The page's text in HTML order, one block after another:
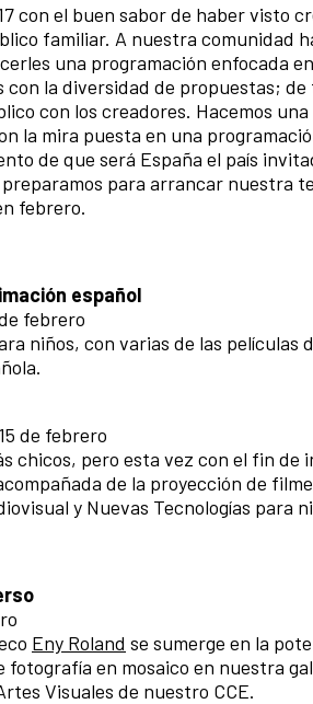
con el buen sabor de haber visto
familiar. A nuestra comunidad
una programación enfocada
la diversidad de propuestas;
con los creadores. Hacemos
la mira puesta en una
de que será España el país
para arrancar nuestra
febrero.
español
febrero
niños, con varias de las películas
de febrero
chicos, pero esta vez con el fin
de la proyección de
y Nuevas Tecnologías para
Eny Roland se sumerge en la
en mosaico en nuestra
Visuales de nuestro CCE.